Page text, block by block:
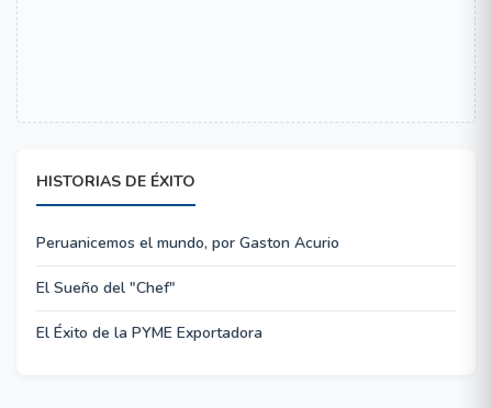
HISTORIAS DE ÉXITO
Peruanicemos el mundo, por Gaston Acurio
El Sueño del "Chef"
El Éxito de la PYME Exportadora